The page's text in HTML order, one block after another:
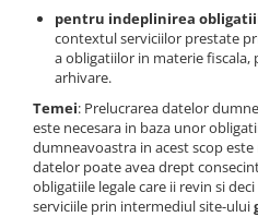
pentru indeplinirea
contextul serviciilor prestate
a obligatiilor in materie fiscala,
arhivare.
Temei: Prelucrarea datelor
este necesara in baza unor
dumneavoastra in acest scop
datelor poate avea drept
obligatiile legale care ii revin si
serviciile prin intermediul site-ului